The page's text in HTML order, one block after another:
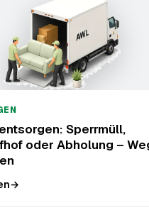
Sperrmüll,
oder Abholung –
→